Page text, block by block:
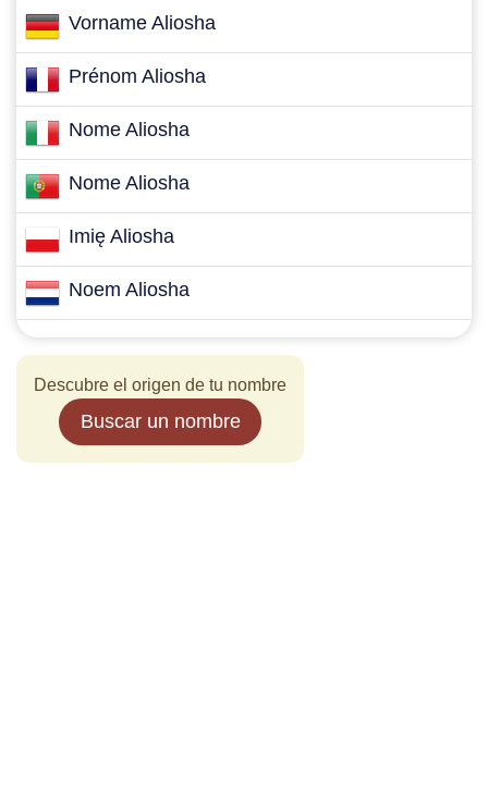
Vorname Aliosha
Prénom Aliosha
Nome Aliosha
Nome Aliosha
Imię Aliosha
Noem Aliosha
Descubre el origen de tu nombre
Buscar un nombre